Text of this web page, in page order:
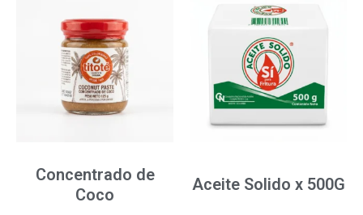
Concentrado de
Coco
Aceite Solido x 500G